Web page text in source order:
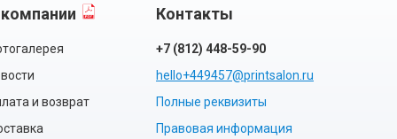
и возврат
Контакты
+7 (812) 448-59-90
hello+449457@printsalon.ru
Полные реквизиты
Правовая информация